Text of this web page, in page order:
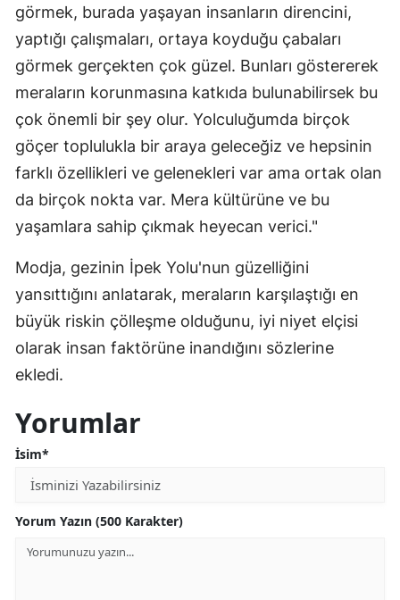
görmek, burada yaşayan insanların direncini,
yaptığı çalışmaları, ortaya koyduğu çabaları
görmek gerçekten çok güzel. Bunları göstererek
meraların korunmasına katkıda bulunabilirsek bu
çok önemli bir şey olur. Yolculuğumda birçok
göçer toplulukla bir araya geleceğiz ve hepsinin
farklı özellikleri ve gelenekleri var ama ortak olan
da birçok nokta var. Mera kültürüne ve bu
yaşamlara sahip çıkmak heyecan verici."
Modja, gezinin İpek Yolu'nun güzelliğini
yansıttığını anlatarak, meraların karşılaştığı en
büyük riskin çölleşme olduğunu, iyi niyet elçisi
olarak insan faktörüne inandığını sözlerine
ekledi.
Yorumlar
İsim*
Yorum Yazın (500 Karakter)